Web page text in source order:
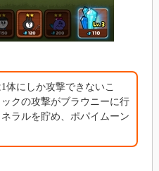
体にしか攻撃できないこ
クの攻撃がブラウニーに行
ラルを貯め、ポパイムーン